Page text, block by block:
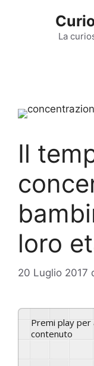
La
Il
loro
20 Luglio 2017
Premi play per ascoltare questo
contenuto